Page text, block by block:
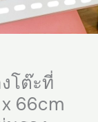
โต๊ะที่
66cm